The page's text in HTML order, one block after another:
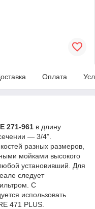
Оплата
271-961 в длину
— 3/4”.
разных размеров,
мойками высокого
установивший. Для
следует
С
использовать
471 PLUS.